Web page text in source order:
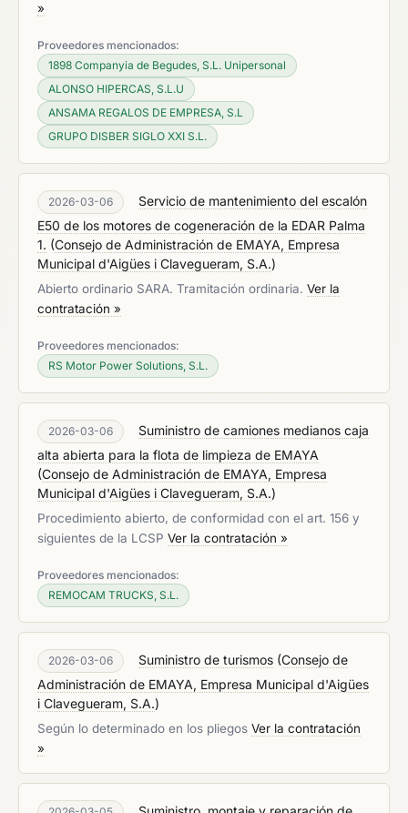
»
Proveedores mencionados:
1898 Companyia de Begudes, S.L. Unipersonal
ALONSO HIPERCAS, S.L.U
ANSAMA REGALOS DE EMPRESA, S.L
GRUPO DISBER SIGLO XXI S.L.
2026-03-06
Servicio de mantenimiento del escalón
E50 de los motores de cogeneración de la EDAR Palma
1. (Consejo de Administración de EMAYA, Empresa
Municipal d'Aigües i Clavegueram, S.A.)
Abierto ordinario SARA. Tramitación ordinaria. Ver la
contratación »
Proveedores mencionados:
RS Motor Power Solutions, S.L.
2026-03-06
Suministro de camiones medianos caja
alta abierta para la flota de limpieza de EMAYA
(Consejo de Administración de EMAYA, Empresa
Municipal d'Aigües i Clavegueram, S.A.)
Procedimiento abierto, de conformidad con el art. 156 y
siguientes de la LCSP Ver la contratación »
Proveedores mencionados:
REMOCAM TRUCKS, S.L.
2026-03-06 Suministro de turismos (Consejo de
Administración de EMAYA, Empresa Municipal d'Aigües
i Clavegueram, S.A.)
Según lo determinado en los pliegos Ver la contratación
»